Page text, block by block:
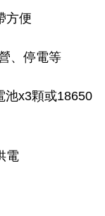
方便
、停電等
池x3顆或18650
電